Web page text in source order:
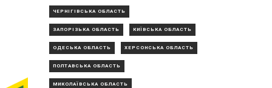
ЧЕРНІГІВСЬКА ОБЛАСТЬ
ЗАПОРІЗЬКА ОБЛАСТЬ КИЇВСЬКА ОБЛАСТЬ
ОДЕСЬКА ОБЛАСТЬ ХЕРСОНСЬКА ОБЛАСТЬ
ПОЛТАВСЬКА ОБЛАСТЬ
МИКОЛАЇВСЬКА ОБЛАСТЬ